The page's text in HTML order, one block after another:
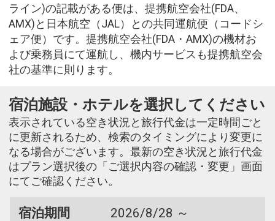
ライン)の記載がある便は、提携航空会社(FDA、
AMX)と日本航空（JAL）との共同運航便（コードシ
ェア便）です。提携航空会社(FDA・AMX)の機材お
よび乗務員にて運航し、機内サービスも提携航空会
社の基準に則ります。
宿泊施設・ホテルを選択してください
表示されている空き状況と旅行代金は一定時間ごと
に更新されるため、検索のタイミングにより変更に
なる場合がございます。最新の空き状況と旅行代金
はプラン選択後の「ご選択内容の確認・変更」画面
にてご確認ください。
宿泊期間
2026/8/28 ～